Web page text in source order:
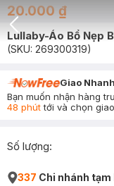
Back Icon
20.000 ₫
Lullaby-Áo Bổ Nẹp
(SKU: 269300319)
Giao
Bạn muốn nhận hàng
48 phúttới và chọn
Số lượng:
337 Chi nhánh tạm